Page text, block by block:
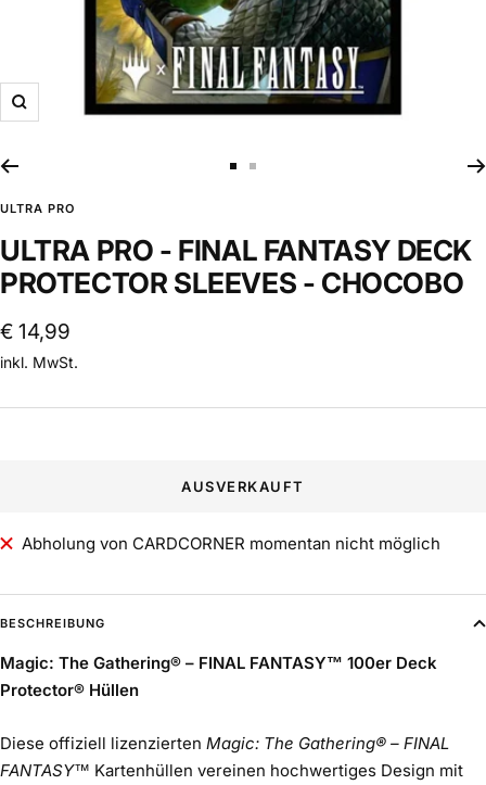
Zoom
gehen
gehen
ULTRA PRO
ULTRA PRO - FINAL FANTASY DECK
PROTECTOR SLEEVES - CHOCOBO
Angebotspreis
€ 14,99
inkl. MwSt.
AUSVERKAUFT
Abholung von CARDCORNER momentan nicht möglich
BESCHREIBUNG
Magic: The Gathering® – FINAL FANTASY™ 100er Deck
Protector® Hüllen
Diese offiziell lizenzierten Magic: The Gathering® – FINAL
FANTASY™ Kartenhüllen vereinen hochwertiges Design mit